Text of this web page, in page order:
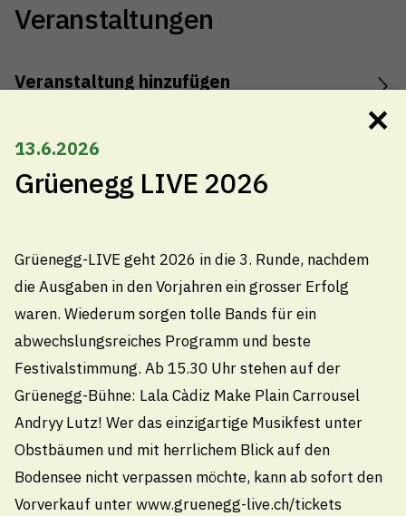
✕
13.6.2026
Grüenegg LIVE 2026
Grüenegg-LIVE geht 2026 in die 3. Runde, nachdem
die Ausgaben in den Vorjahren ein grosser Erfolg
waren. Wiederum sorgen tolle Bands für ein
abwechslungsreiches Programm und beste
Festivalstimmung. Ab 15.30 Uhr stehen auf der
Grüenegg-Bühne: Lala Càdiz Make Plain Carrousel
Andryy Lutz! Wer das einzigartige Musikfest unter
Obstbäumen und mit herrlichem Blick auf den
Bodensee nicht verpassen möchte, kann ab sofort den
Vorverkauf unter www.gruenegg-live.ch/tickets
Veranstaltungen
Veranstaltung hinzufügen
Gemeindeverwaltung Thal
Kirchplatz 4, 9425 Thal
info@thal.ch
Technische Betriebe Thal
071 888 22 22
Pikettdienst- und Notfallnummer (24h)
technischebetriebe@thal.ch